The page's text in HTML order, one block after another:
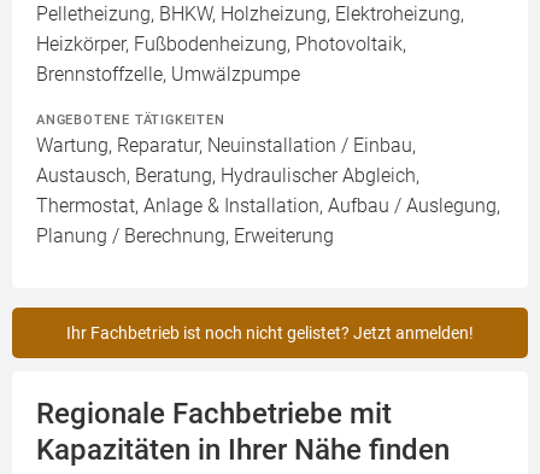
Pelletheizung, BHKW, Holzheizung, Elektroheizung,
Heizkörper, Fußbodenheizung, Photovoltaik,
Brennstoffzelle, Umwälzpumpe
ANGEBOTENE TÄTIGKEITEN
Wartung, Reparatur, Neuinstallation / Einbau,
Austausch, Beratung, Hydraulischer Abgleich,
Thermostat, Anlage & Installation, Aufbau / Auslegung,
Planung / Berechnung, Erweiterung
Ihr Fachbetrieb ist noch nicht gelistet? Jetzt anmelden!
Regionale Fachbetriebe mit
Kapazitäten in Ihrer Nähe finden